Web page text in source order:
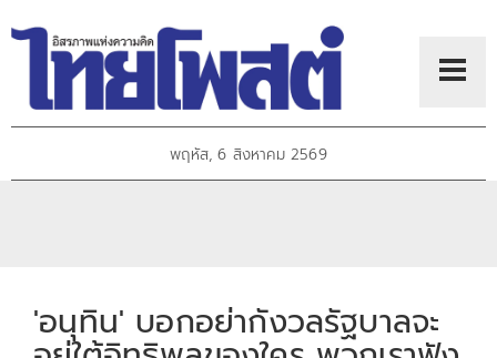
พฤหัส, 6 สิงหาคม 2569
'อนุทิน' บอกอย่ากังวลรัฐบาลจะ